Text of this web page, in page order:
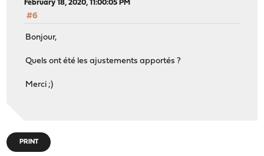
February 18, 2020, 11:00:05 PM
#6
Bonjour,
Quels ont été les ajustements apportés ?
Merci ;)
PRINT